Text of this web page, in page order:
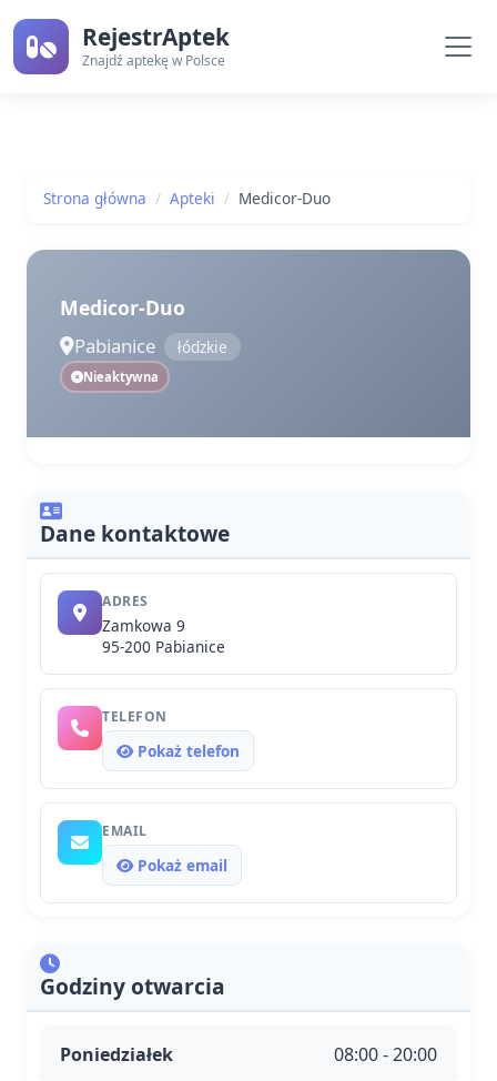
RejestrAptek
Znajdź aptekę w Polsce
Strona główna Apteki Medicor-Duo
Medicor-Duo
Pabianice łódzkie
Nieaktywna
Dane kontaktowe
ADRES
Zamkowa 9
95-200 Pabianice
TELEFON
Pokaż telefon
EMAIL
Pokaż email
Godziny otwarcia
Poniedziałek 08:00 - 20:00